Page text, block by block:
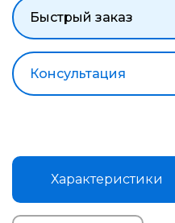
Быстрый заказ
Консультация
Характеристики